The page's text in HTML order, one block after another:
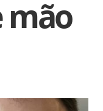
mão